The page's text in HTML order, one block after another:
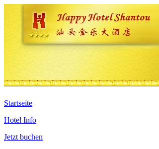
Startseite
Hotel Info
Jetzt buchen